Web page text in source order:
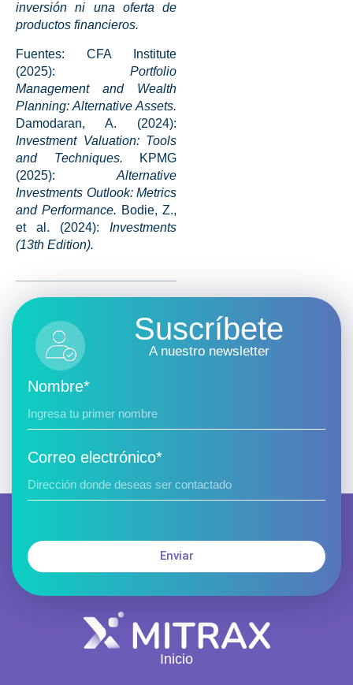
inversión ni una oferta de
productos financieros.
Fuentes: CFA Institute
(2025): Portfolio
Management and Wealth
Planning: Alternative Assets.
Damodaran, A. (2024):
Investment Valuation: Tools
and Techniques.
KPMG
(2025): Alternative
Investments Outlook: Metrics
and Performance. Bodie, Z.,
et al. (2024):
Investments
(13th Edition).
Suscríbete
A nuestro newsletter
Nombre*
Correo electrónico*
Enviar
Inicio